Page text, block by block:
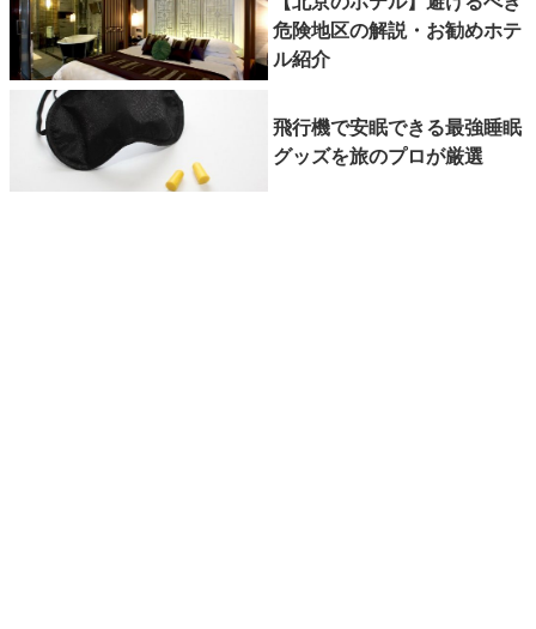
危険地区の解説・お勧めホテ
ル紹介
飛行機で安眠できる最強睡眠
グッズを旅のプロが厳選